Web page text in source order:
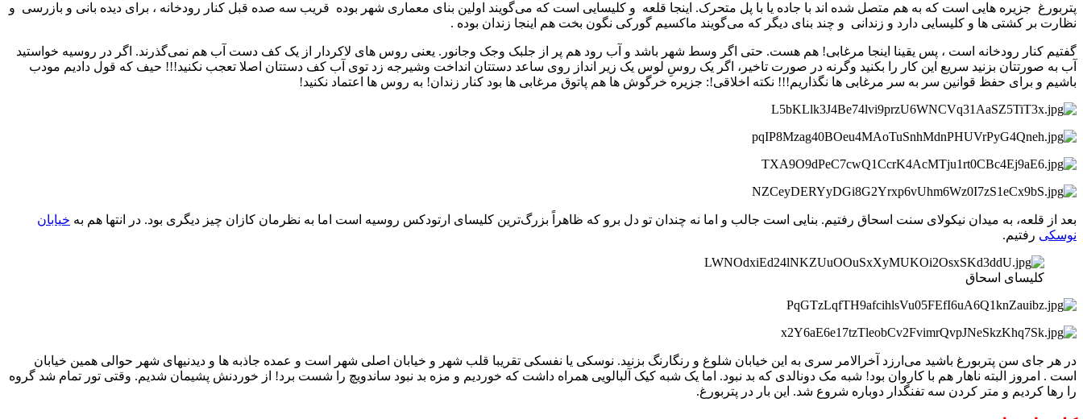
پتربورغ جزیره هایی است که به هم متصل شده اند با جاده یا با پل متحرک. اینجا قلعه و کلیسایی است که می‌گویند اولین بنای معماری شهر بوده قریب سه صده قبل کنار رودخانه ، برای دیده بانی و بازرسی و
نظارت بر کشتی ها و کلیسایی دارد و زندانی و چند بنای دیگر که می‌گویند ماکسیم گورکی نگون بخت هم اینجا زندان بوده .
گفتیم کنار رودخانه است ، پس یقینا اینجا مرغابی! هم هست. حتی اگر وسط شهر باشد و آب رود هم پر از جلبک وجک وجانور. یعنی روس های لاکردار از یک کف دست آب هم نمی‌گذرند. اگر در روسیه خواستید
آب به صورتتان بزنید سریع این کار را بکنید وگرنه در صورت تاخیر، اگر یک روسِ لوس یک زیر انداز روی ساعد دستتان انداخت وشیرجه‌ زد توی آب کف دستتان اصلا تعجب نکنید!!! حیف که قول دادیم مودب
باشیم و برای حفظ قوانین سر به سر مرغابی ها نگذاریم!!! نکته اخلاقی!: جزیره خرگوش ها هم پاتوق مرغابی ها بود کنار زندان! به روس ها اعتماد نکنید!
بعد از قلعه، به میدان نیکولای سنت اسحاق رفتیم. بنایی است جالب و اما نه چندان تو دل برو که ظاهراً بزرگ‌ترین کلیسای ارتودکس روسیه است اما به نظرمان کازان چیز دیگری بود. در انتها هم به خیابان
نوسکی رفتیم.
کلیسای اسحاق
در هر جای سن پتربورغ باشید می‌ارزد آخرالامر سری به این خیابان شلوغ و رنگارنگ بزنید. نوسکی یا نفسکی تقریبا قلب شهر و خیابان اصلی شهر است و عمده جاذبه ها و دیدنیهای شهر حوالی همین خیابان
است . امروز البته ناهار هم با کاروان بود! شبه مک دونالدی که بد نبود. اما یک شبه کیک آلبالویی همراه داشت که خوردیم و مزه بد نبود ساندویچ را شست برد! از خوردنش پشیمان شدیم. وقتی تور تمام شد گروه
را رها کردیم و متر کردن سه تفنگدار دوباره شروع شد. این بار در پتربورغ.